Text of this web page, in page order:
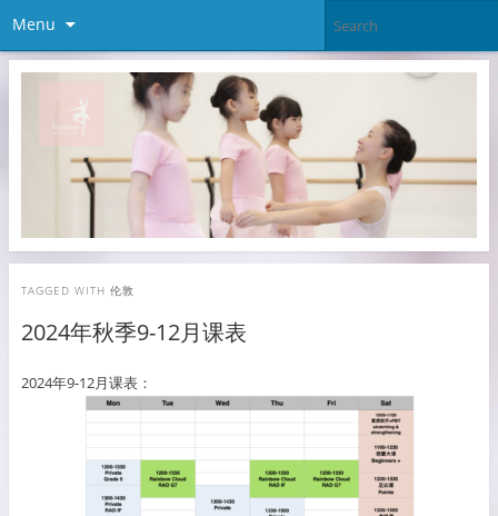
Menu
TAGGED WITH 伦敦
2024年秋季9-12月课表
2024年9-12月课表：